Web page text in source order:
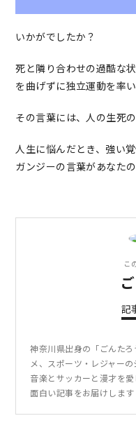
いかがでしたか？
死と隣り合わせの過酷な
を曲げずに独立運動を率い
その言葉には、人の生死
人生に悩んだとき、強い
ガンジーの言葉があなた
こ
記
神奈川県出身の「ごんた
メ、スポーツ・レジャー
音楽とサッカーと漫才を
面白い記事をお届けします